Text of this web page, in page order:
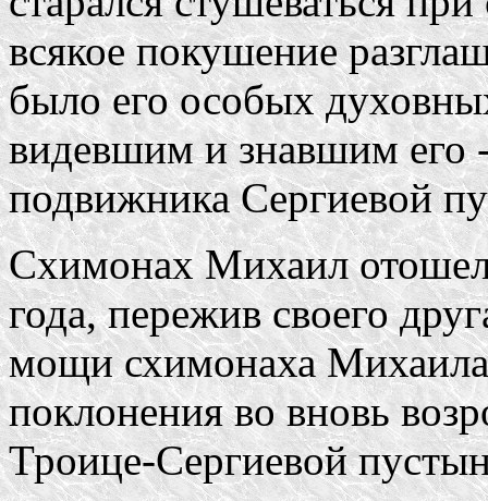
всякое покушение
было его особых
видевшим и знавшим его
подвижника Сергиевой
Схимонах Михаил
года, пережив своего
мощи схимонаха
поклонения во вновь
Троице-Сергиевой